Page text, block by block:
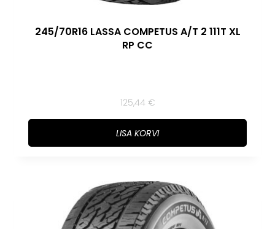
245/70R16 LASSA COMPETUS A/T 2 111T XL
RP CC
125,44 €
LISA KORVI